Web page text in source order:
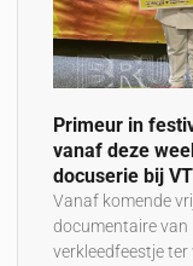
Primeur in
vanaf deze
docuserie bij
Vanaf komende
documentaire van
verkleedfeestje ter